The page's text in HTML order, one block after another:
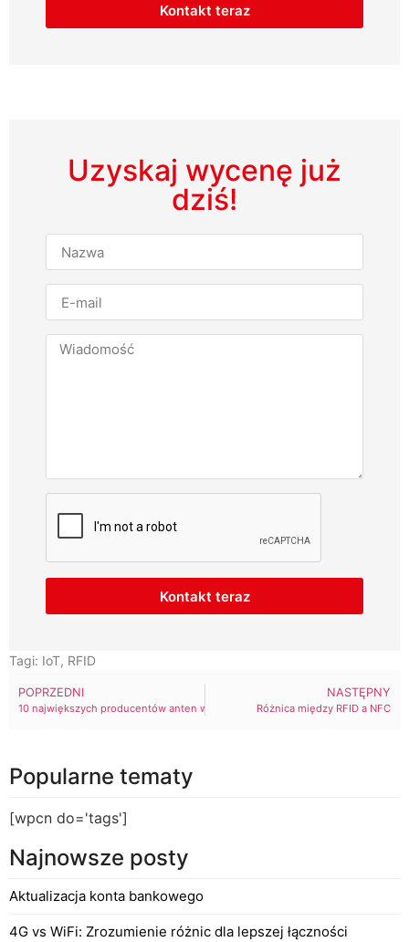
Kontakt teraz
Uzyskaj wycenę już
dziś!
Kontakt teraz
Tagi: IoT, RFID
NASTĘPNY
Różnica między RFID a NFC
POPRZEDNI
10 największych producentów anten w 2024 r.
Popularne tematy
[wpcn do='tags']
Najnowsze posty
Aktualizacja konta bankowego
4G vs WiFi: Zrozumienie różnic dla lepszej łączności